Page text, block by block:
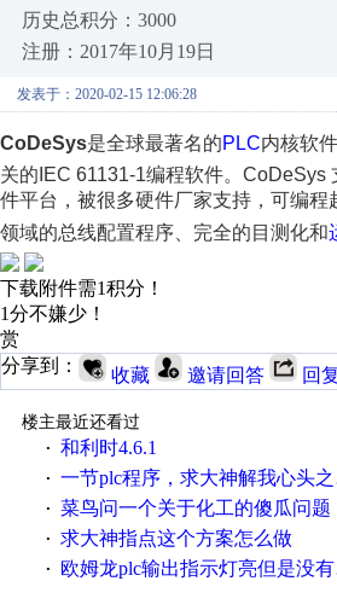
历史总积分：3000
注册：2017年10月19日
发表于：2020-02-15 12:06:28
CoDeSys是全球最著名的PLC内核软
关的IEC 61131-1编程软件。
件平台，被很多硬件厂家支持，可编
领域的总线配置程序、完全的目测化和
下载附件需1积分！
1分不嫌少！
赏
分享到：
收藏 邀请回答 回
楼主最近还看过
· 和利时4.6.1
· 一节plc程序，求大神解我心头之惑，感谢
· 菜鸟问一个关于化工的傻瓜问题
· 求大神指点这个方案怎么做
· 欧姆龙plc输出指示灯亮但是没有输出电压